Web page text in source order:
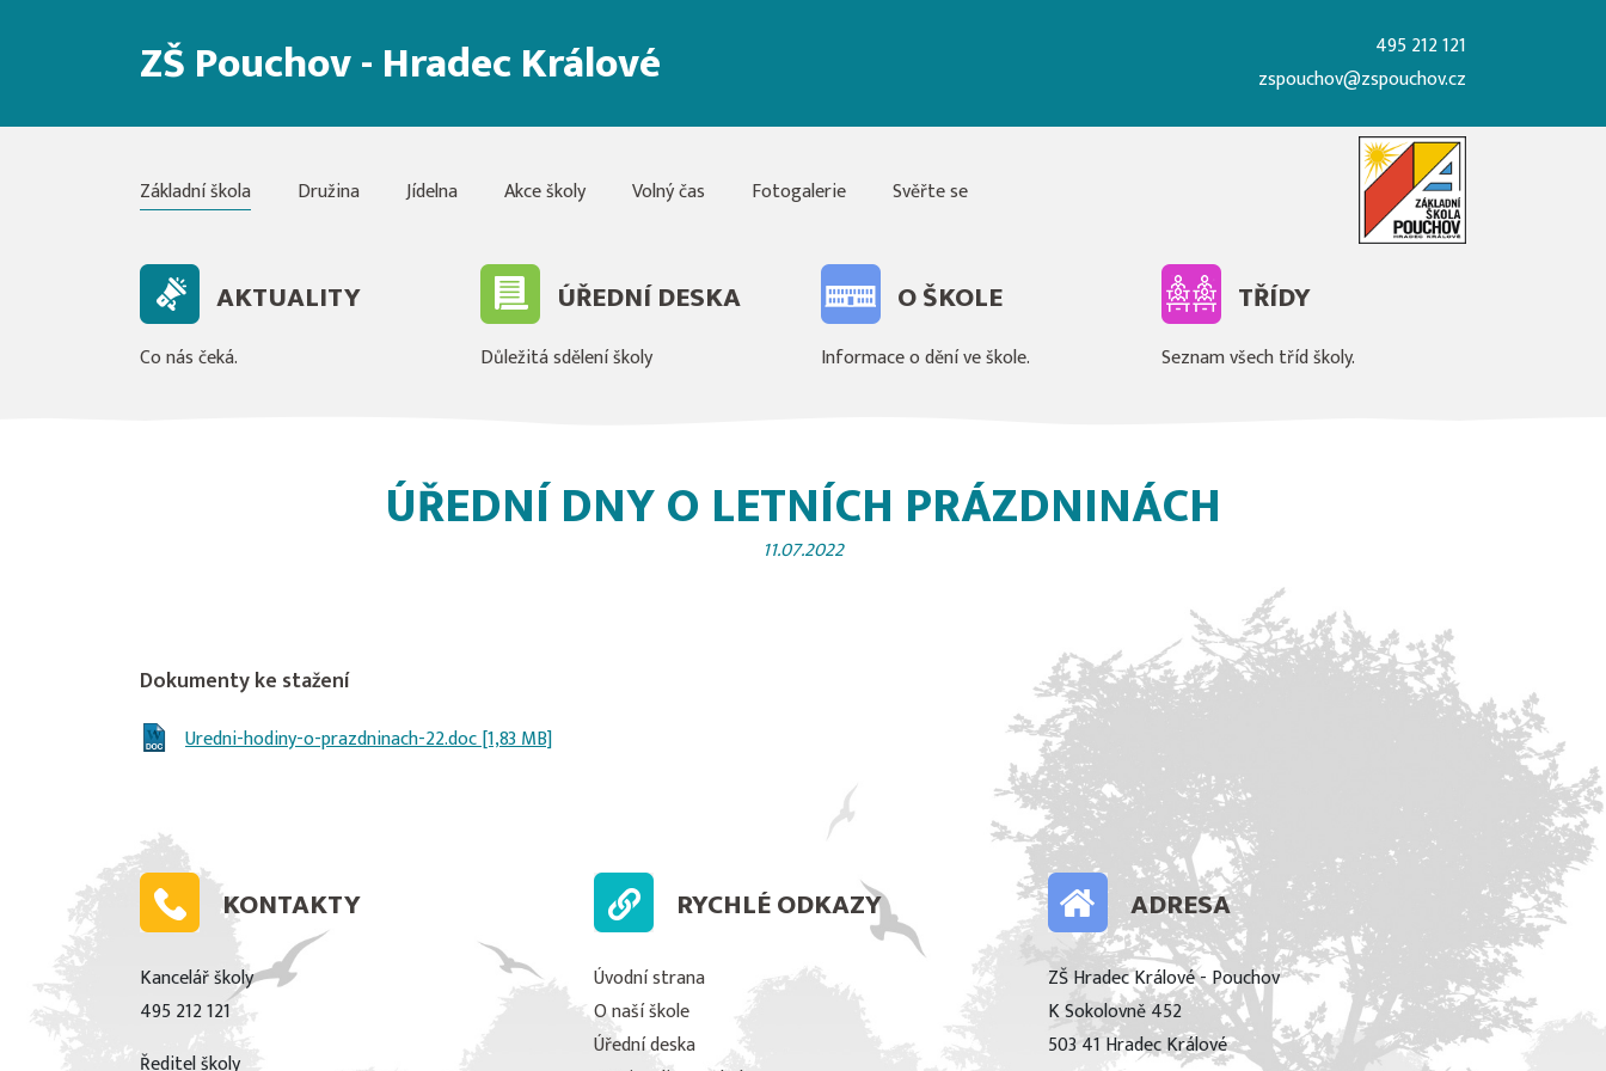
ZŠ Pouchov - Hradec Králové
495 212 121
zspouchov@zspouchov.cz
Základní škola Družina Jídelna Akce školy Volný čas Fotogalerie Svěřte se
AKTUALITY
Co nás čeká.
ÚŘEDNÍ DESKA
Důležitá sdělení školy
O ŠKOLE
Informace o dění ve škole.
TŘÍDY
Seznam všech tříd školy.
ÚŘEDNÍ DNY O LETNÍCH PRÁZDNINÁCH
11.07.2022
Dokumenty ke stažení
Uredni-hodiny-o-prazdninach-22.doc [1,83 MB]
KONTAKTY
Kancelář školy
495 212 121
Ředitel školy
RYCHLÉ ODKAZY
Úvodní strana
O naší škole
Úřední deska
ADRESA
ZŠ Hradec Králové - Pouchov
K Sokolovně 452
503 41 Hradec Králové